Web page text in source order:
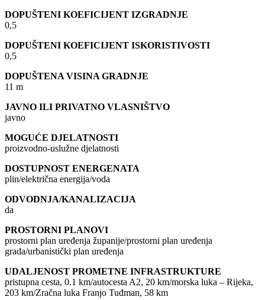
DOPUŠTENI KOEFICIJENT IZGRADNJE
0,5
DOPUŠTENI KOEFICIJENT ISKORISTIVOSTI
0,5
DOPUŠTENA VISINA GRADNJE
11 m
JAVNO ILI PRIVATNO VLASNIŠTVO
javno
MOGUĆE DJELATNOSTI
proizvodno-uslužne djelatnosti
DOSTUPNOST ENERGENATA
plin/električna energija/voda
ODVODNJA/KANALIZACIJA
da
PROSTORNI PLANOVI
prostorni plan uređenja županije/prostorni plan uređenja
grada/urbanistički plan uređenja
UDALJENOST PROMETNE INFRASTRUKTURE
pristupna cesta, 0.1 km/autocesta A2, 20 km/morska luka – Rijeka,
203 km/Zračna luka Franjo Tuđman, 58 km